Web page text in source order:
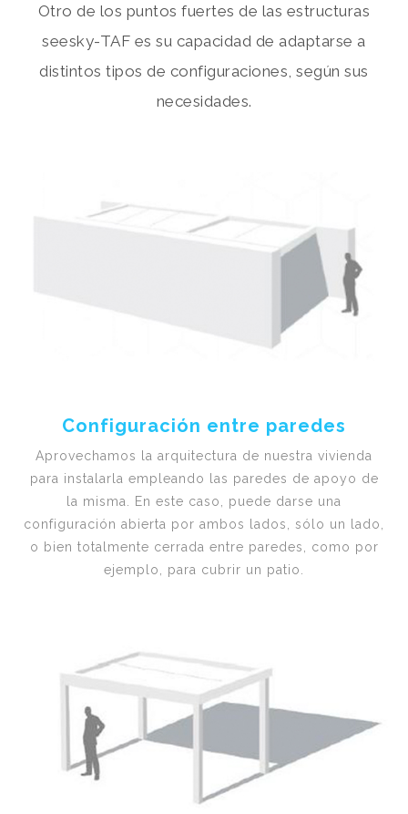
Otro de los puntos fuertes de las estructuras
seesky-TAF es su capacidad de adaptarse a
distintos tipos de configuraciones, según sus
necesidades.
Configuración entre paredes
Aprovechamos la arquitectura de nuestra vivienda
para instalarla empleando las paredes de apoyo de
la misma. En este caso, puede darse una
configuración abierta por ambos lados, sólo un lado,
o bien totalmente cerrada entre paredes, como por
ejemplo, para cubrir un patio.